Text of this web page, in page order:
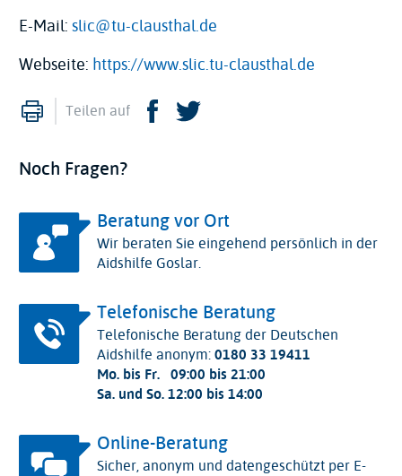
E-Mail:slic@tu-clausthal.de
Webseite: https://www.slic.tu-clausthal.de
Drucken
Teilen auf Facebook
Noch Fragen?
Beratung vor Ort
Wir beraten Sie eingehend persönlich in der
Aidshilfe Goslar.
Telefonische Beratung
Telefonische Beratung der Deutschen
Aidshilfe anonym:0180 33 19411
Mo. bis Fr. 09:00 bis 21:00
Sa. und So.12:00 bis 14:00
Online-Beratung
Sicher, anonym und datengeschützt per E-